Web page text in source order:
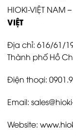
HIOKI-VIỆT NAM –
VIỆT
Địa chỉ: 616/61/
Thành phố Hồ
Điện thoại:
Email:
Website: